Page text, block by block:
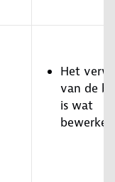
Het
van de
is wat